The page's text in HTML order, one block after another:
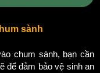
sành
chum sành, bạn cần
để đảm bảo vệ sinh an